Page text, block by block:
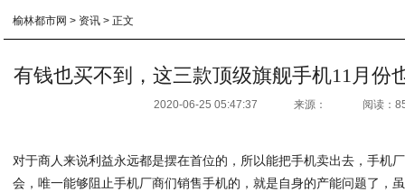
榆林都市网 > 资讯 > 正文
有钱也买不到，这三款顶级旗舰手机11月份
2020-06-25 05:47:37 来源： 阅读：
对于商人来说利益永远都是摆在首位的，所以能把手机卖出去，手机
会，唯一能够阻止手机厂商们销售手机的，就是自身的产能问题了，